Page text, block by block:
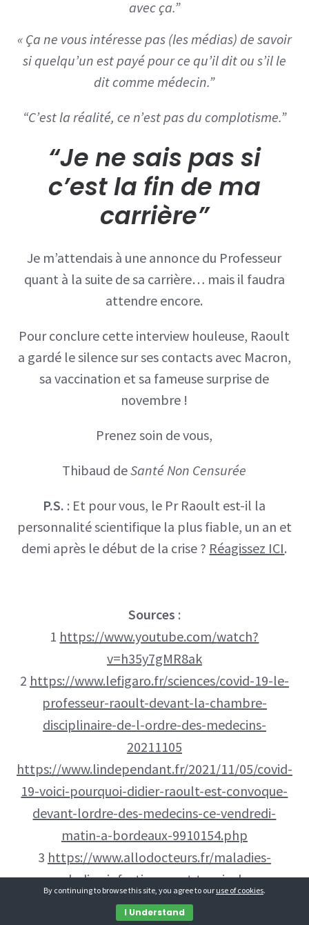
avec ça.”
« Ça ne vous intéresse pas (les médias) de savoir
si quelqu’un est payé pour ce qu’il dit ou s’il le
dit comme médecin.”
“C’est la réalité, ce n’est pas du complotisme.”
“Je ne sais pas si
c’est la fin de ma
carrière”
Je m’attendais à une annonce du Professeur
quant à la suite de sa carrière… mais il faudra
attendre encore.
Pour conclure cette interview houleuse, Raoult
a gardé le silence sur ses contacts avec Macron,
sa vaccination et sa fameuse surprise de
novembre !
Prenez soin de vous,
Thibaud deSanté Non Censurée
P.S. : Et pour vous, le Pr Raoult est-il la
personnalité scientifique la plus fiable, un an et
demi après le début de la crise ? Réagissez ICI.
Sources :
1 https://www.youtube.com/watch?
v=h35y7gMR8ak
2 https://www.lefigaro.fr/sciences/covid-19-le-
professeur-raoult-devant-la-chambre-
disciplinaire-de-l-ordre-des-medecins-
20211105
https://www.lindependant.fr/2021/11/05/covid-
19-voici-pourquoi-didier-raoult-est-convoque-
devant-lordre-des-medecins-ce-vendredi-
matin-a-bordeaux-9910154.php
3 https://www.allodocteurs.fr/maladies-
maladies-infectieuses-et-tropicales-
coronavirus-deces-en-ehpad-
By continuing to browse this site, you agree to our use of cookies.
I Understand